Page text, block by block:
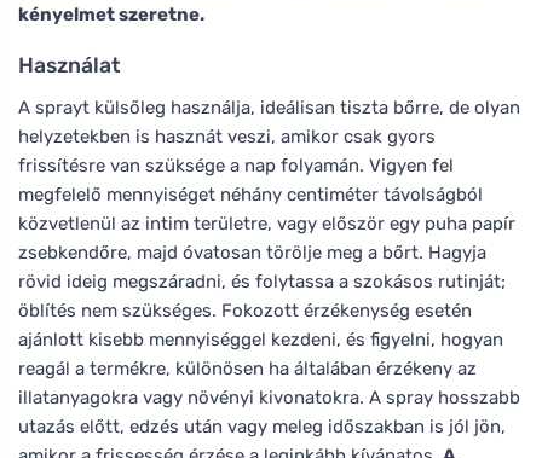
kényelmet szeretne.
Használat
A sprayt külsőleg használja, ideálisan tiszta bőrre, de olyan
helyzetekben is hasznát veszi, amikor csak gyors
frissítésre van szüksége a nap folyamán. Vigyen fel
megfelelő mennyiséget néhány centiméter távolságból
közvetlenül az intim területre, vagy először egy puha papír
zsebkendőre, majd óvatosan törölje meg a bőrt. Hagyja
rövid ideig megszáradni, és folytassa a szokásos rutinját;
öblítés nem szükséges. Fokozott érzékenység esetén
ajánlott kisebb mennyiséggel kezdeni, és figyelni, hogyan
reagál a termékre, különösen ha általában érzékeny az
illatanyagokra vagy növényi kivonatokra. A spray hosszabb
utazás előtt, edzés után vagy meleg időszakban is jól jön,